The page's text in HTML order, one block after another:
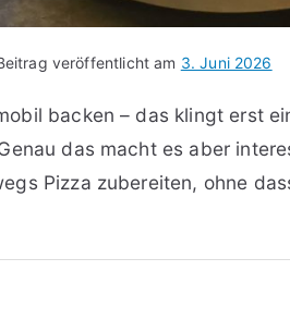
veröffentlicht am 3. Juni 2026
backen – das klingt erst
das macht es aber
Pizza zubereiten, ohne